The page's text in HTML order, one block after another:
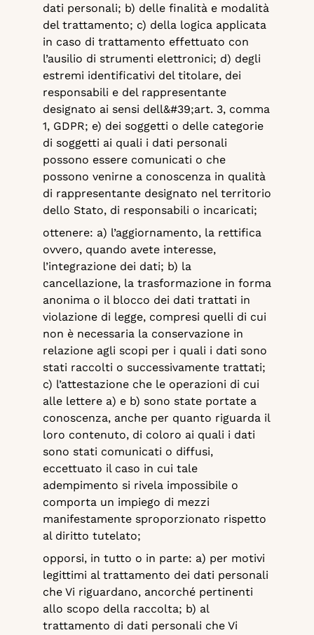
dati personali; b) delle finalità e modalità
del trattamento; c) della logica applicata
in caso di trattamento effettuato con
l’ausilio di strumenti elettronici; d) degli
estremi identificativi del titolare, dei
responsabili e del rappresentante
designato ai sensi dell&#39;art. 3, comma
1, GDPR; e) dei soggetti o delle categorie
di soggetti ai quali i dati personali
possono essere comunicati o che
possono venirne a conoscenza in qualità
di rappresentante designato nel territorio
dello Stato, di responsabili o incaricati;
ottenere: a) l’aggiornamento, la rettifica
ovvero, quando avete interesse,
l’integrazione dei dati; b) la
cancellazione, la trasformazione in forma
anonima o il blocco dei dati trattati in
violazione di legge, compresi quelli di cui
non è necessaria la conservazione in
relazione agli scopi per i quali i dati sono
stati raccolti o successivamente trattati;
c) l’attestazione che le operazioni di cui
alle lettere a) e b) sono state portate a
conoscenza, anche per quanto riguarda il
loro contenuto, di coloro ai quali i dati
sono stati comunicati o diffusi,
eccettuato il caso in cui tale
adempimento si rivela impossibile o
comporta un impiego di mezzi
manifestamente sproporzionato rispetto
al diritto tutelato;
opporsi, in tutto o in parte: a) per motivi
legittimi al trattamento dei dati personali
che Vi riguardano, ancorché pertinenti
allo scopo della raccolta; b) al
trattamento di dati personali che Vi